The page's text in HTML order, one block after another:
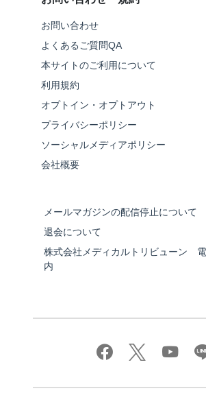
お問い合わせ
よくあるご質問QA
本サイトのご利用について
利用規約
オプトイン・オプトアウト
プライバシーポリシー
ソーシャルメディアポリシー
会社概要
メールマガジンの配信停止について
退会について
株式会社メディカルトリビューン
内